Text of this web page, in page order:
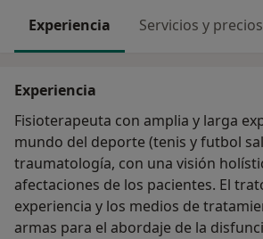
Experiencia Servicios y precios
Experiencia
Fisioterapeuta con amplia y larga
mundo del deporte (tenis y futbol
traumatología, con una visión
afectaciones de los pacientes. El
experiencia y los medios de
armas para el abordaje de la